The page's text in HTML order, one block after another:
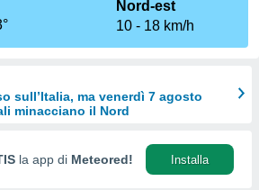
Nord-est
10
18 km/h
sull’Italia, ma venerdì 7 agosto
minacciano il Nord
la app di Meteored! Installa